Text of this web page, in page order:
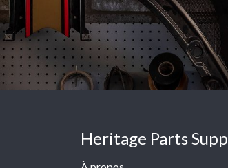
Heritage Parts